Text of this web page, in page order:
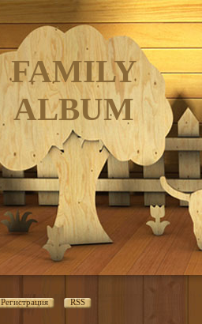
FAMILY
ALBUM
Регистрация RSS